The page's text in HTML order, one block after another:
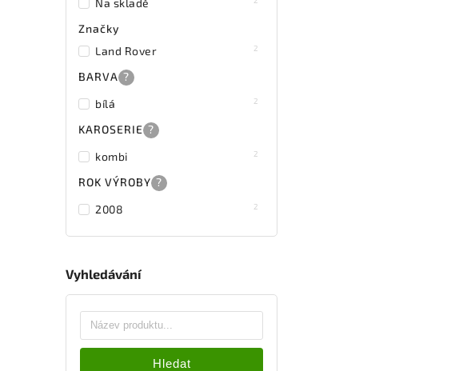
Na skladě
Značky
Land Rover
2
BARVA ?
bílá
2
KAROSERIE ?
kombi
2
ROK VÝROBY ?
2008
2
Vyhledávání
Hledat